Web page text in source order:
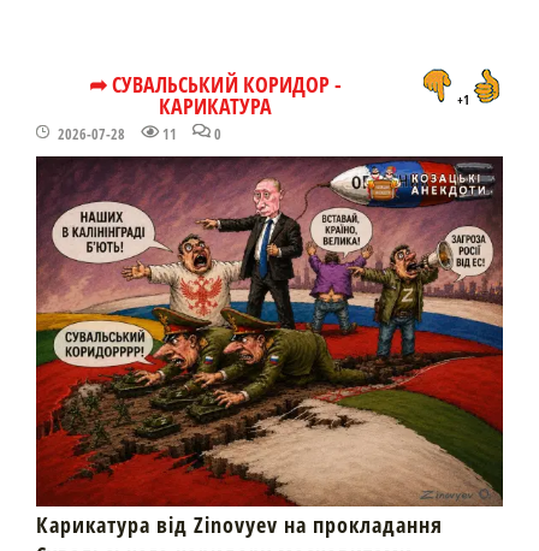
➦ СУВАЛЬСЬКИЙ КОРИДОР -
КАРИКАТУРА
2026-07-28 11 0
+1
Карикатура від Zinovyev на прокладання